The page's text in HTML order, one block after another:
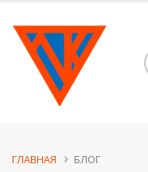
ГЛАВНАЯ БЛОГ